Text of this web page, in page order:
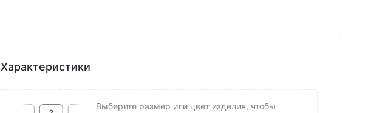
Характеристики
Выберите размер или цвет изделия, чтобы